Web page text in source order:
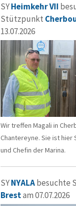
SYHeimkehr VII
Stützpunkt
13.07.2026
Wir treffen Magali in
Chantereyne. Sie ist
und Chefin der Marina.
SYNYALAbesuchte
Brestam 07.07.2026